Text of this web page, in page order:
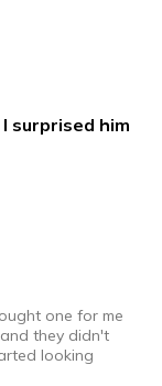
surprised him
one for me
they didn't
looking